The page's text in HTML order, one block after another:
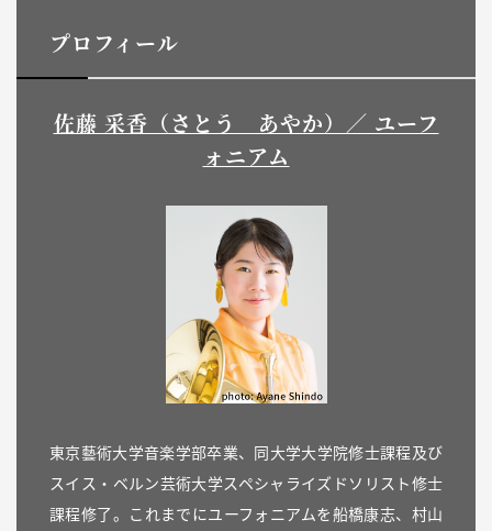
プロフィール
佐藤 采香（さとう あやか）／ ユーフ
ォニアム
東京藝術大学音楽学部卒業、同大学大学院修士課程及び
スイス・ベルン芸術大学スペシャライズドソリスト修士
課程修了。これまでにユーフォニアムを船橋康志、村山